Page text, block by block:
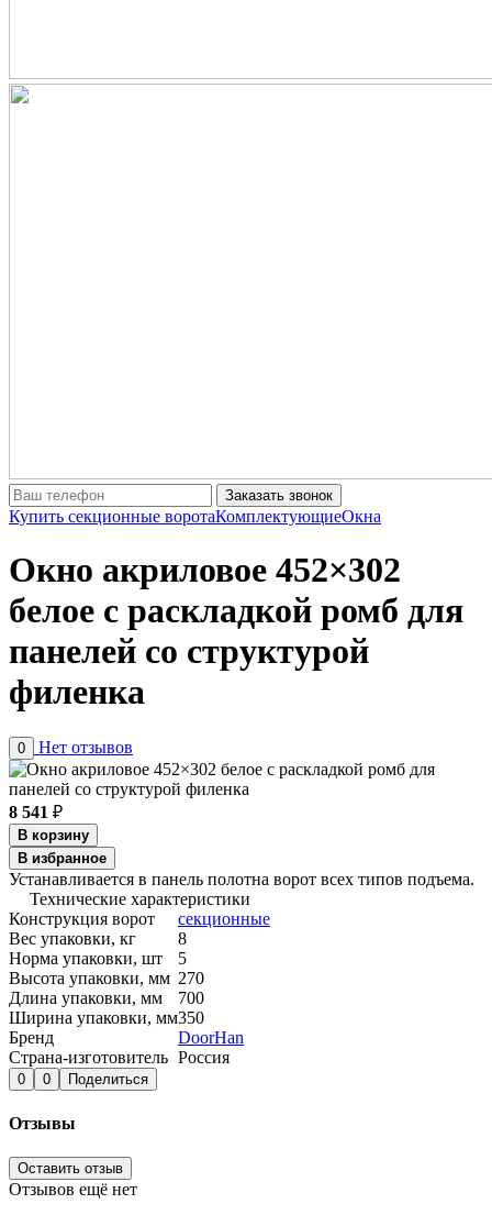
Заказать звонок
Купить секционные воротаКомплектующиеОкна
Окно акриловое 452×302
белое с раскладкой ромб для
панелей со структурой
филенка
0 Нет отзывов
8 541 ₽
В корзину
В избранное
Устанавливается в панель полотна ворот всех типов подъема.
Технические характеристики
Конструкция ворот
секционные
Вес упаковки, кг
8
Норма упаковки, шт
5
Высота упаковки, мм 270
Длина упаковки, мм
700
Ширина упаковки, мм350
Бренд
DoorHan
Страна-изготовитель Россия
0 0 Поделиться
Отзывы
Оставить отзыв
Отзывов ещё нет